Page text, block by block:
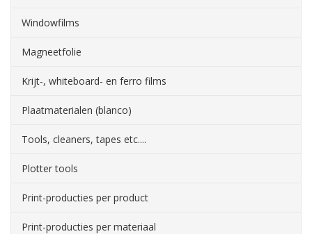
Windowfilms
Magneetfolie
Krijt-, whiteboard- en ferro films
Plaatmaterialen (blanco)
Tools, cleaners, tapes etc....
Plotter tools
Print-producties per product
Print-producties per materiaal